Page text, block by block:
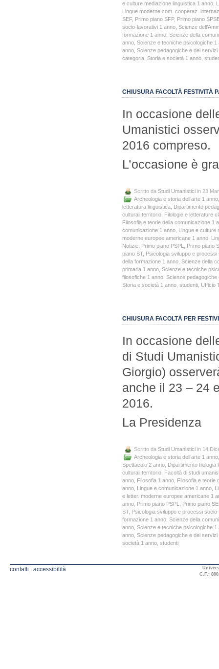
e culture mediazione linguistica 1 anno
Lingue moderne com. cooperaz.
SEF, Primo piano SFP, Primo piano
socio-lavorativi 1 anno Scienze
formazione 1 anno Scienze della
anno Scienze e tecniche psicologiche 1
anno Scienze pedagogiche e dei
categoria Storia e società 1 anno
CHIUSURA FACOLTÀ FESTIVITÀ
In occasione
Umanistici
2016 compreso.
L’occasione è
Scritto da Studi Umanistici in 23
Archeologia e storia dell’arte 1 anno
letteratura linguistica Dipartimento
culturali territorio Filologie e letterature
Filosofia e teorie della comunicazione 1
comunicazione 1 anno Lingue e culture
moderne europee americane 1 anno
Notizie Primo piano PSPL
Primo piano
piano ST, Psicologia sviluppo e
della formazione 1 anno Scienze della
primaria 1 anno Scienze e tecniche
filosofiche 1 anno Scienze
Storia e società 1 anno studenti Ufficio
CHIUSURA FACOLTÀ PER
In occasione
di Studi
Giorgio)
anche il 23 – 24
2016.
La Presidenza
Scritto da Studi Umanistici in 14
Archeologia e storia dell’arte 1 anno
Spettacolo 2 anno Dipartimento filologia
culturali territorio Facoltà di studi
anno Filosofia 1 anno Filosofia e teorie
anno Lingue e comunicazione 1 anno
e letter. moderne europee americane 1
anno Primo piano PSPL
Primo piano
ST, Psicologia sviluppo e processi
formazione 1 anno Scienze della
anno Scienze e tecniche psicologiche 1
anno Scienze pedagogiche e dei
società 1 anno studenti
contatti accessibilità
C.F.: